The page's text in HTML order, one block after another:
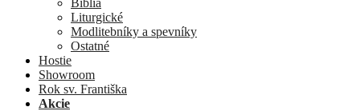
Biblia
Liturgické
Modlitebníky a spevníky
Ostatné
Hostie
Showroom
Rok sv. Františka
Akcie